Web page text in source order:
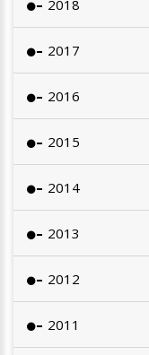
2018
2017
2016
2015
2014
2013
2012
2011